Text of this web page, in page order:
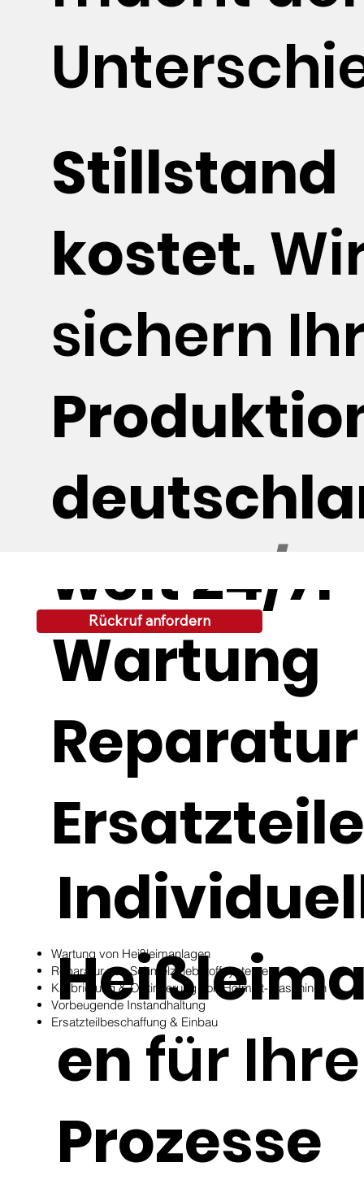
Stillstand
kostet.
sichern
weit 24/7:
Wartung
Wartung von Heißleimanlagen
Reparatur von Schmelzklebstoffsystemen
Kalibrierung & Optimierung von Hotmelt-Maschinen
Vorbeugende Instandhaltung
Ersatzteilbeschaffung & Einbau
Rückruf anfordern
enfür Ihre
Prozesse